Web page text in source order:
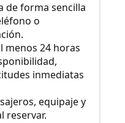
de forma sencilla
o
menos 24 horas
inmediatas
equipaje y
reservar.